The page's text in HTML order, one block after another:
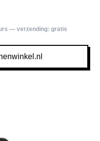
— verzending: gratis